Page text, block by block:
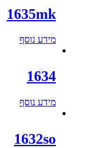
1635mk
מידע נוסף
1634
מידע נוסף
1632so